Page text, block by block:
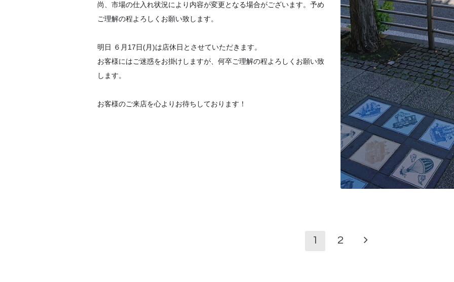
尚、市場の仕入れ状況により内容が変更となる場合がございます。予め
ご理解の程よろしくお願い致します。
明日 ６月17日(月)は店休日とさせていただきます。
お客様にはご迷惑をお掛けしますが、何卒ご理解の程よろ しくお願い致
します。
お客様のご来店を心よりお待ちしております！
1 2